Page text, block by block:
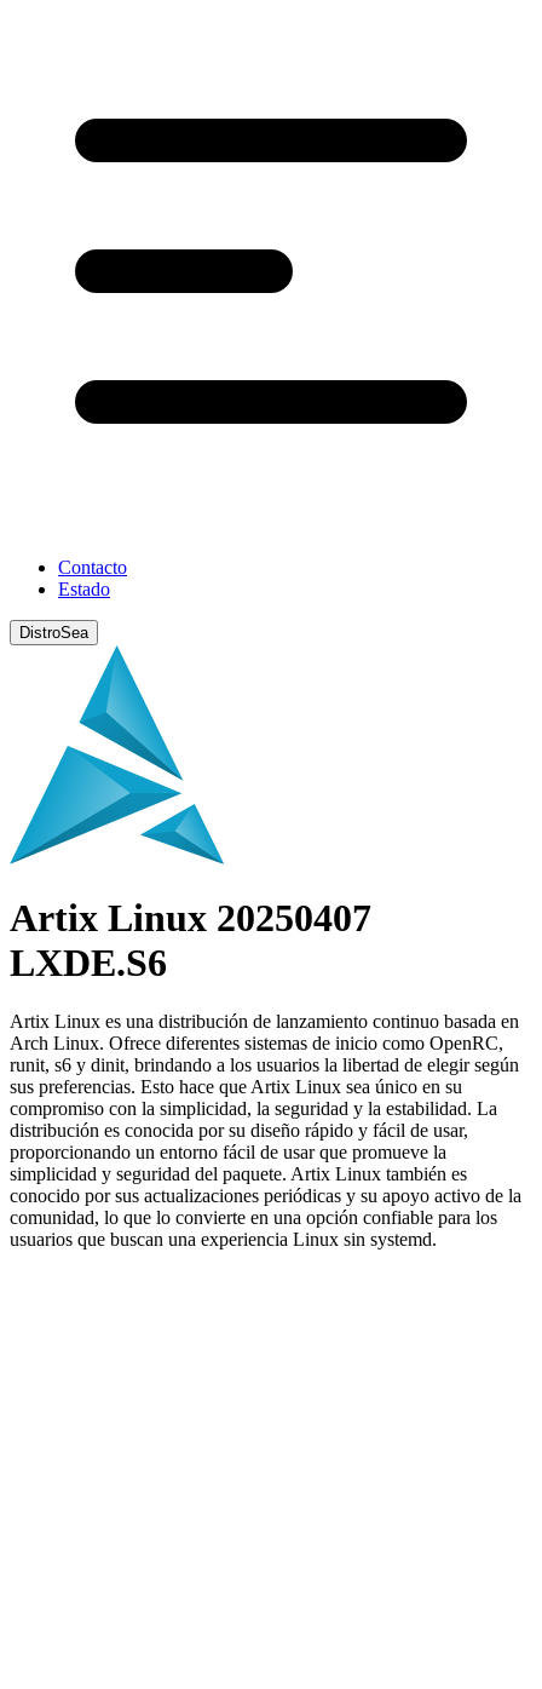
Contacto
Estado
DistroSea
Artix Linux 20250407
LXDE.S6
Artix Linux es una distribución de lanzamiento continuo basada en
Arch Linux. Ofrece diferentes sistemas de inicio como OpenRC,
runit, s6 y dinit, brindando a los usuarios la libertad de elegir según
sus preferencias. Esto hace que Artix Linux sea único en su
compromiso con la simplicidad, la seguridad y la estabilidad. La
distribución es conocida por su diseño rápido y fácil de usar,
proporcionando un entorno fácil de usar que promueve la
simplicidad y seguridad del paquete. Artix Linux también es
conocido por sus actualizaciones periódicas y su apoyo activo de la
comunidad, lo que lo convierte en una opción confiable para los
usuarios que buscan una experiencia Linux sin systemd.